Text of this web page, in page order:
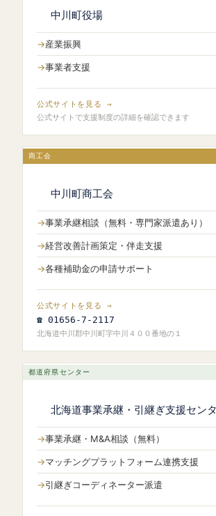
中川町役場
産業振興
事業者支援
公式サイトを見る →
公式サイトで支援制度の詳細を確認できます
商工会
中川町商工会
事業承継相談（無料・専門家派遣あり）
経営改善計画策定・伴走支援
各種補助金の申請サポート
公式サイトを見る →
☎ 01656-7-2117
北海道中川郡中川町字中川４００番地の１
都道府県センター
北海道事業承継・引継ぎ支援セン
事業承継・M&A相談（無料）
マッチングプラットフォーム連携支援
引継ぎコーディネーター派遣